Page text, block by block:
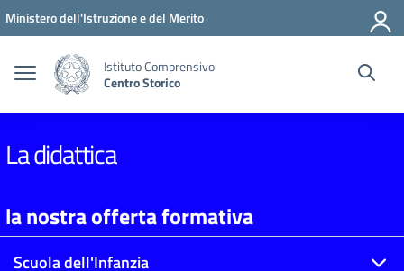
Vai ai contenuti
Vai al menu di navigazione
Vai al footer
Ministero dell'Istruzione e del Merito
Istituto Comprensivo
Centro Storico
La didattica
la nostra offerta formativa
Scuola dell'Infanzia